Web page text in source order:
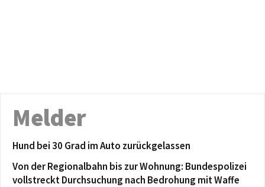
Melder
Hund bei 30 Grad im Auto zurückgelassen
Von der Regionalbahn bis zur Wohnung: Bundespolizei
vollstreckt Durchsuchung nach Bedrohung mit Waffe